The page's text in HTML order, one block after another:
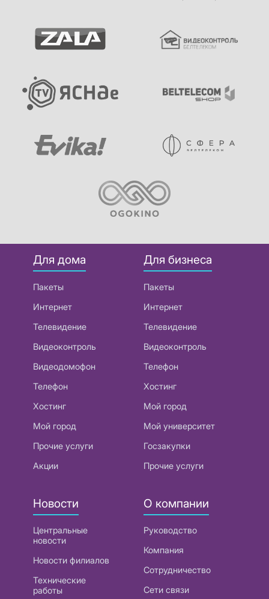
Для дома
Пакеты
Интернет
Телевидение
Видеоконтроль
Видеодомофон
Телефон
Хостинг
Мой город
Прочие услуги
Акции
Для бизнеса
Пакеты
Интернет
Телевидение
Видеоконтроль
Телефон
Хостинг
Мой город
Мой университет
Госзакупки
Прочие услуги
Новости
Центральные
новости
Новости филиалов
Технические
работы
О компании
Руководство
Компания
Сотрудничество
Сети связи